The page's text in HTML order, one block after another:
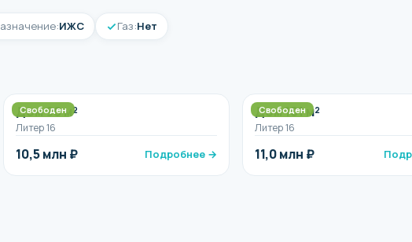
ИЖС Газ:Нет
Свободен
Дом 90 м²
Литер 16
10,5 млн ₽ Подробнее →
Свободен
Дом 101 м²
Литер 16
11,0 млн ₽